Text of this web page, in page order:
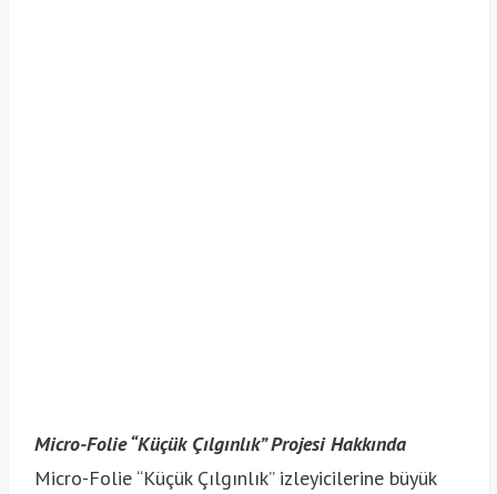
Micro-Folie “Küçük Çılgınlık” Projesi Hakkında
Micro-Folie “Küçük Çılgınlık” izleyicilerine büyük